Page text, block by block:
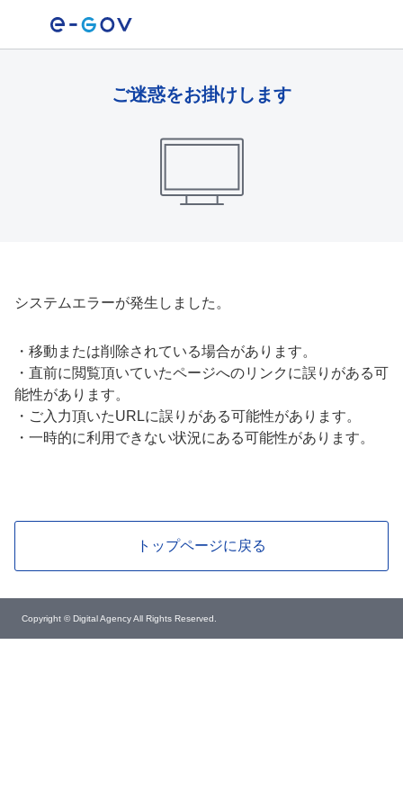
ご迷惑をお掛けします
システムエラーが発生しました。
・ 移動または削除されている場合があります。
・ 直前に閲覧頂いていたページへのリンクに誤りがある可
能性があります。
・ ご入力頂いたURLに誤りがある可能性があります。
・ 一時的に利用できない状況にある可能性があります。
トップページに戻る
Copyright © Digital Agency All Rights Reserved.